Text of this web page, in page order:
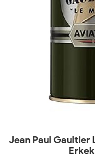
Jean Paul Gaultier